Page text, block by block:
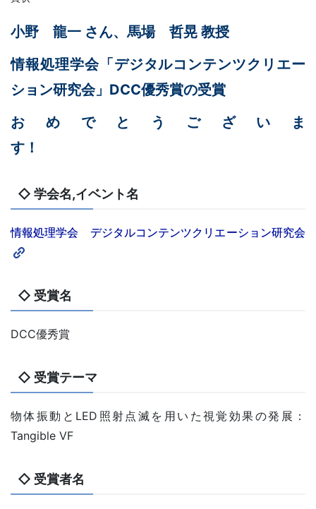
小野 龍一 さん、馬場 哲晃 教授
情報処理学会「デジタルコンテンツクリエー
ション研究会」DCC優秀賞の受賞
おめでとうございま
す
◇ 学会名,イベント名
情報処理学会 デジタルコンテンツクリエーション研究会
◇ 受賞名
DCC優秀賞
◇ 受賞テーマ
物体振動とLED照射点滅を用いた視覚効果の発展：
Tangible VF
◇ 受賞者名